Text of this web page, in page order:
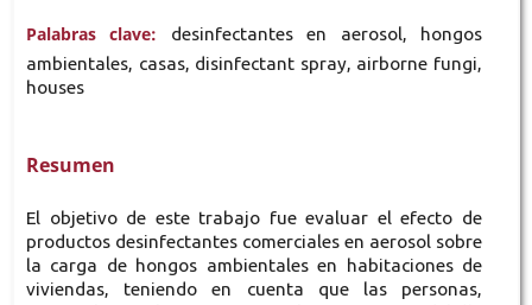
Palabras clave:
desinfectantes en aerosol, hongos
ambientales, casas, disinfectant spray, airborne fungi,
houses
Resumen
El objetivo de este trabajo fue evaluar el efecto de
productos desinfectantes comerciales en aerosol sobre
la carga de hongos ambientales en habitaciones de
viviendas, teniendo en cuenta que las personas,